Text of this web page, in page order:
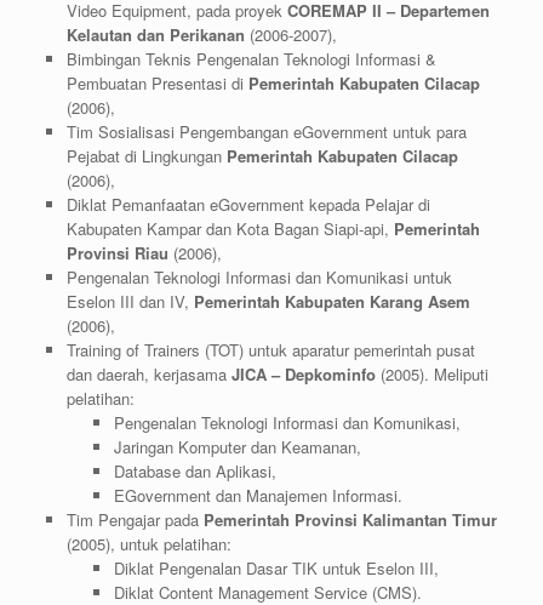
Video Equipment, pada proyek COREMAP II – Departemen
Kelautan dan Perikanan (2006-2007),
Bimbingan Teknis Pengenalan Teknologi Informasi &
Pembuatan Presentasi di Pemerintah Kabupaten Cilacap
(2006),
Tim Sosialisasi Pengembangan eGovernment untuk para
Pejabat di Lingkungan Pemerintah Kabupaten Cilacap
(2006),
Diklat Pemanfaatan eGovernment kepada Pelajar di
Kabupaten Kampar dan Kota Bagan Siapi-api, Pemerintah
Provinsi Riau (2006),
Pengenalan Teknologi Informasi dan Komunikasi untuk
Eselon III dan IV, Pemerintah Kabupaten Karang Asem
(2006),
Training of Trainers (TOT) untuk aparatur pemerintah pusat
dan daerah, kerjasama JICA – Depkominfo(2005). Meliputi
pelatihan:
Pengenalan Teknologi Informasi dan Komunikasi,
Jaringan Komputer dan Keamanan,
Database dan Aplikasi,
EGovernment dan Manajemen Informasi.
Tim Pengajar pada Pemerintah Provinsi Kalimantan Timur
(2005), untuk pelatihan:
Diklat Pengenalan Dasar TIK untuk Eselon III,
Diklat Content Management Service (CMS).